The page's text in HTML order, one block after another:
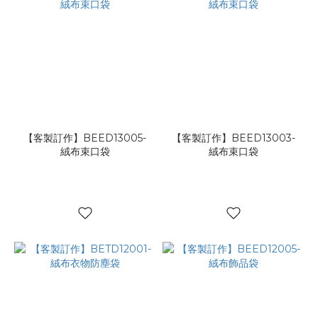
【客製訂作】BEED13005-
絨布束口袋
【客製訂作】BEED13003-
絨布束口袋